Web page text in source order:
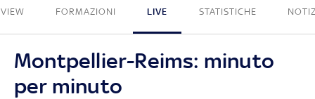
FORMAZIONI LIVE STATISTICHE
Montpellier-Reims: minuto
per minuto